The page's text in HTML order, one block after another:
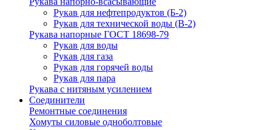
Рукав для нефтепродуктов (Б-2)
Рукав для технической воды (В-2)
Рукава напорные ГОСТ 18698-79
Рукав для воды
Рукав для газа
Рукав для горячей воды
Рукав для пара
Рукава с нитяным усилением
Соединители
Ремонтные соединения
Хомуты силовые одноболтовые